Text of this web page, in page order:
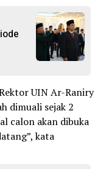
UIN Ar-Raniry
dimuali sejak 2
calon akan dibuka
kata